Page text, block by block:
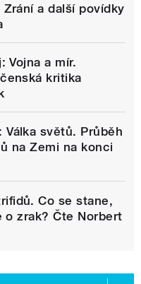
a další povídky
Vojna a mír.
kritika
Válka světů. Průběh
na Zemi na konci
Co se stane,
o zrak? Čte Norbert